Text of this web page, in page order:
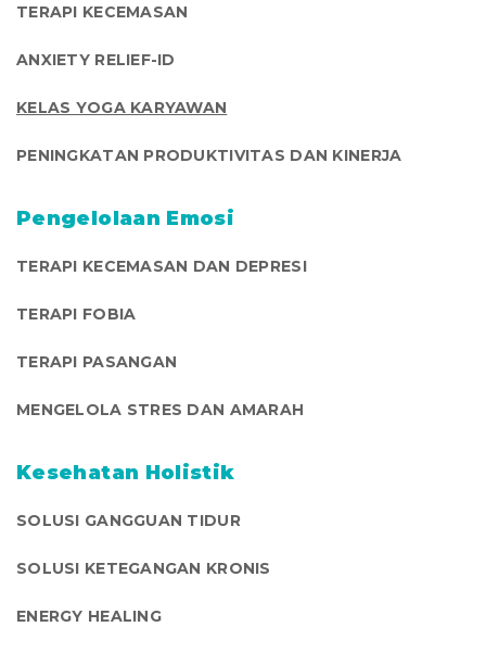
TERAPI KECEMASAN
ANXIETY RELIEF-ID
KELAS YOGA KARYAWAN
PENINGKATAN PRODUKTIVITAS DAN KINERJA
Pengelolaan Emosi
TERAPI KECEMASAN DAN DEPRESI
TERAPI FOBIA
TERAPI PASANGAN
MENGELOLA STRES DAN AMARAH
Kesehatan Holistik
SOLUSI GANGGUAN TIDUR
SOLUSI KETEGANGAN KRONIS
ENERGY HEALING